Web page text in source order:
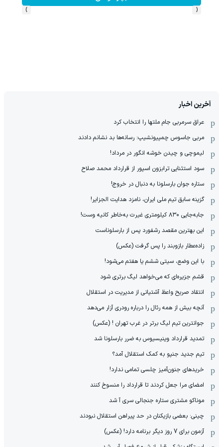
‹
›
آخرین اخبار
عراق سرمربی جام ملتها را انتخاب کرد
مربی جاسوس چمپیونشیپ: رسانه‌ها بد نشانم دادند
لیموچی و چیدن خوشه انگور در مرداد!
سود استثنایی ترابزون اسپور از قرارداد محمد صلاح
ستاره جوان بارسلونا به دنبال در خروج!
گزینه سابق تیم ملی ایران، نامزد هدایت الجزایر!
جابه‌جایی ۸۳۰ کیلومتری غیرت به‌خاطر کانیه وست!
این بهترین مقصد رشفورد پس از بارسلوناست
زاده‌عطار بازوبند را پس گرفت (عکس)
با این وضع، سیتی ششم یا هفتم می‌شود!
قشم جزیره‌ای که می‌خواهد لیگ برتری شود
انتقاد صریح واعظ آشتیانی از مدیریت در استقلال
آنچه بیش از همه رئال را درباره رودری آزار می‌دهد
جوانترین تیم لیگ برتر در غرب تهران ! (عکس)
تمدید قرارداد وینیسیوس به ضرر بارسلونا شد
تیم جدید جنپو به کمک استقلال آمد؟
خریدهای جنون‌آمیز چلسی تمامی ندارد!
امضای مرا جعل کردند تا قرارداد را منسوخ کنند
موناکو مشتری ستاره جنجالی سری آ شد
چینی: بعضی بازیکنان در حد پیراهن استقلال نبودند
آزمون برای 7 روز دیگر برنامه دارد! (عکس)